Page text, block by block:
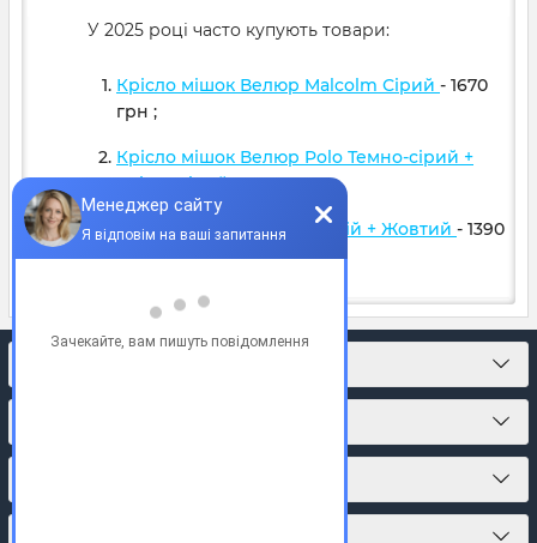
У 2025 році часто купують товари:
Крісло мішок Велюр Malcolm Сірий - 1670
грн ;
Крісло мішок Велюр Polo Темно-сірий +
Світло сірий- 1599грн;
Крісло м'яч Оксфорд Синій + Жовтий - 1390
грн;